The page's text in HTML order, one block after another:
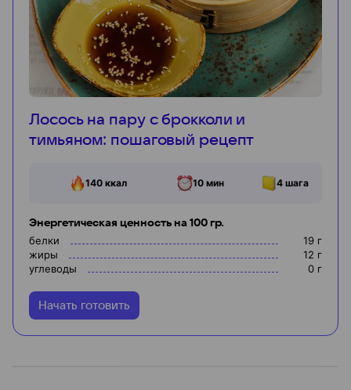
Лосось на пару с брокколи и
тимьяном: пошаговый рецепт
140ккал 10 мин 4 шага
Энергетическая ценность на 100 гр.
белки 19 г
жиры
12 г
углеводы
0 г
Начать готовить